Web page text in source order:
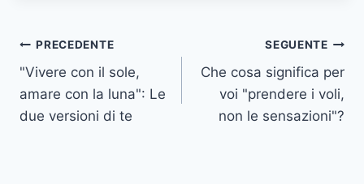
Navigazione
articoli
PRECEDENTE
"Vivere con il sole,
amare con la luna": Le
due versioni di te
SEGUENTE
Che cosa significa per
voi "prendere i voli,
non le sensazioni"?